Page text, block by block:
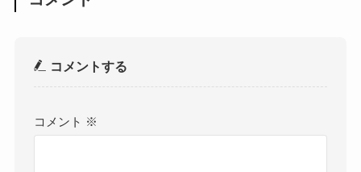
コメントする
コメント ※